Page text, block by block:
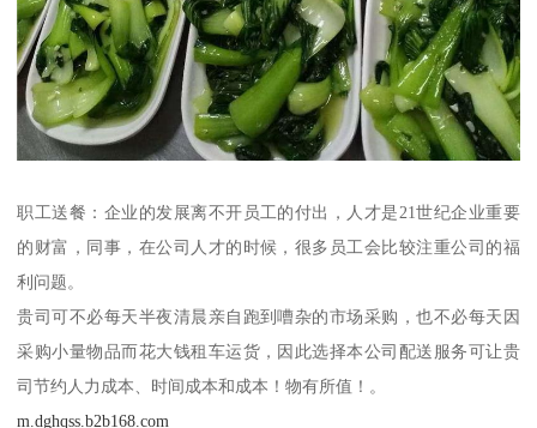
职工送餐：企业的发展离不开员工的付出，人才是21世纪企业重要
的财富，同事，在公司人才的时候，很多员工会比较注重公司的福
利问题。
贵司可不必每天半夜清晨亲自跑到嘈杂的市场采购，也不必每天因
采购小量物品而花大钱租车运货，因此选择本公司配送服务可让贵
司节约人力成本、时间成本和成本！物有所值！。
m.dghqss.b2b168.com